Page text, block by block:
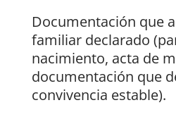
Documentación que
familiar declarado
nacimiento, acta de
documentación que
convivencia estable).